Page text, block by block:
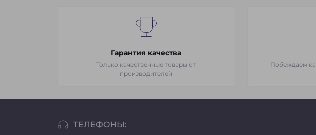
Гарантия качества
Только качественные товары от
производителей
Побеждаем
ТЕЛЕФОНЫ: